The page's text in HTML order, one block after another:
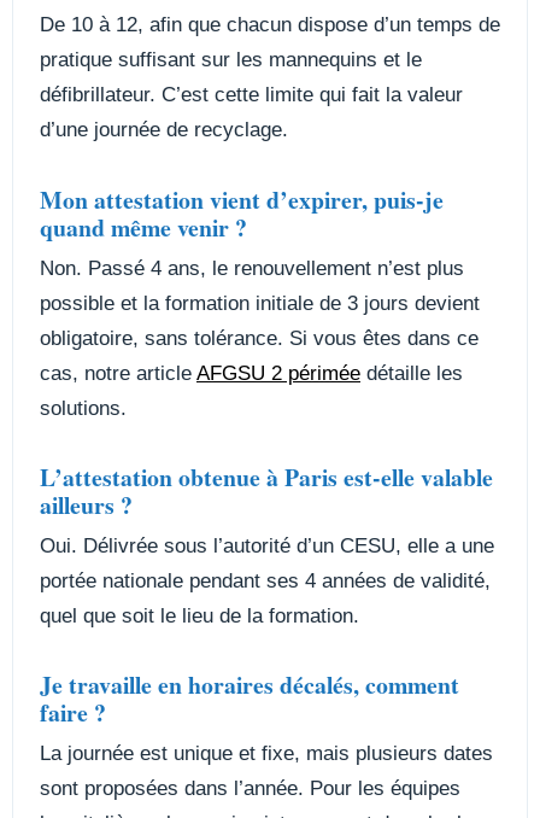
De 10 à 12, afin que chacun dispose d’un temps de
pratique suffisant sur les mannequins et le
défibrillateur. C’est cette limite qui fait la valeur
d’une journée de recyclage.
Mon attestation vient d’expirer, puis-je
quand même venir ?
Non. Passé 4 ans, le renouvellement n’est plus
possible et la formation initiale de 3 jours devient
obligatoire, sans tolérance. Si vous êtes dans ce
cas, notre article AFGSU 2 périmée détaille les
solutions.
L’attestation obtenue à Paris est-elle valable
ailleurs ?
Oui. Délivrée sous l’autorité d’un CESU, elle a une
portée nationale pendant ses 4 années de validité,
quel que soit le lieu de la formation.
Je travaille en horaires décalés, comment
faire ?
La journée est unique et fixe, mais plusieurs dates
sont proposées dans l’année. Pour les équipes